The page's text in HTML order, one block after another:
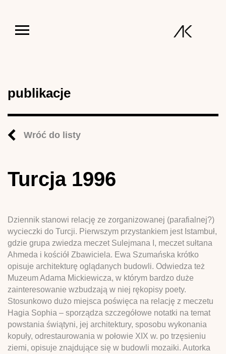
publikacje
Wróć do listy
Turcja 1996
Dziennik stanowi relację ze zorganizowanej (parafialnej?)
wycieczki do Turcji. Pierwszym przystankiem jest Istambuł,
gdzie grupa zwiedza meczet Sulejmana I, meczet sułtana
Ahmeda i kościół Zbawiciela. Ewa Szumańska krótko
opisuje architekturę oglądanych budowli. Odwiedza też
Muzeum Adama Mickiewicza, w którym bardzo duże
zainteresowanie wzbudzają w niej rękopisy poety.
Stosunkowo dużo miejsca poświęca na relację z meczetu
Hagia Sophia – sporządza szczegółowe notatki na temat
powstania świątyni, jej architektury, sposobu wykonania
kopuły, odrestaurowania w połowie XIX w. po trzęsieniu
ziemi, opisuje znajdujące się w budowli mozaiki. Autorka